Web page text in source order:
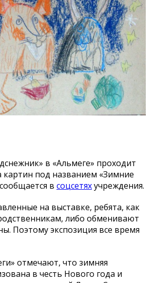
в «Альмеге» проходит
картин под названием «Зимние
в соцсетяхучреждения.
на выставке, ребята, как
либо обменивают
Поэтому экспозиция все время
отмечают, что зимняя
в честь Нового года и